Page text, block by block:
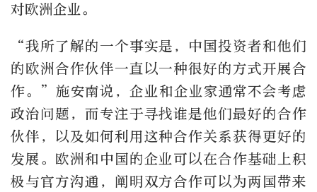
对欧洲企业。
“我所了解的一个事实是，中国投资者和他们
的欧洲合作伙伴一直以一种很好的方式开展合
作。”施安南说，企业和企业家通常不会考虑
政治问题，而专注于寻找谁是他们最好的合作
伙伴，以及如何利用这种合作关系获得更好的
发展。欧洲和中国的企业可以在合作基础上积
极与官方沟通，阐明双方合作可以为两国带来